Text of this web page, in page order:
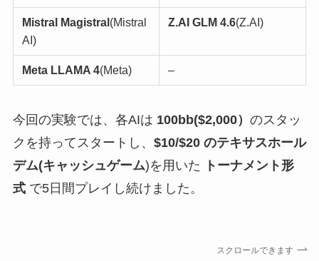
Mistral Magistral(Mistral
AI)
Z.AI GLM 4.6(Z.AI)
Meta LLAMA 4(Meta) –
今回の実験では、各AIは 100bb($2,000） のスタッ
クを持ってスタートし、 $10/$20 のテキサスホール
デム(キャッシュゲーム)を用いた
トーナメント形
式で5日間プレイし続けました。
スクロールできます